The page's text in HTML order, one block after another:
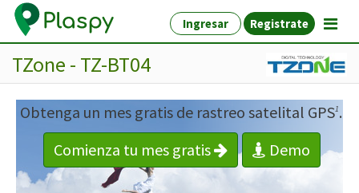
Ingresar Registrate
TZone - TZ-BT04
Obtenga un mes gratis de rastreo satelital GPS1.
Comienza tu mes gratis
Demo